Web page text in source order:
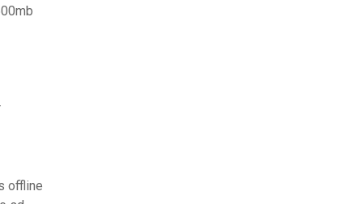
offline